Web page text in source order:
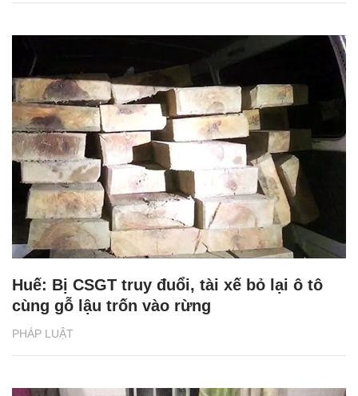
PHÁP LUẬT
Huế: Bị CSGT truy đuổi, tài xế bỏ lại ô tô
cùng gỗ lậu trốn vào rừng